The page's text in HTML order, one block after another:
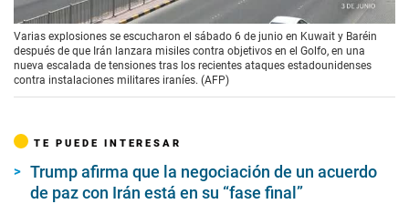
00:00/01:12
Varias explosiones se escucharon el sábado 6 de junio en Kuwait y Baréin
después de que Irán lanzara misiles contra objetivos en el Golfo, en una
nueva escalada de tensiones tras los recientes ataques estadounidenses
contra instalaciones militares iraníes. (AFP)
TE PUEDE INTERESAR
Trump afirma que la negociación de un acuerdo
de paz con Irán está en su “fase final”